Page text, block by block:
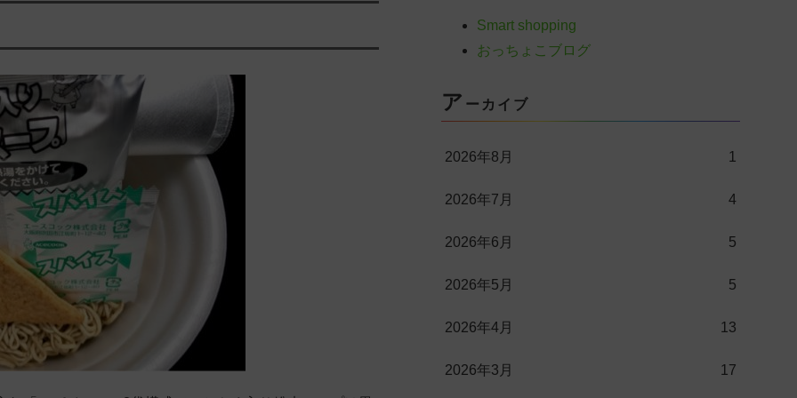
Smart shopping
おっちょこブログ
ア ーカイブ
2026年8月 1
2026年7月 4
2026年6月 5
2026年5月 5
2026年4月 13
2026年3月 17